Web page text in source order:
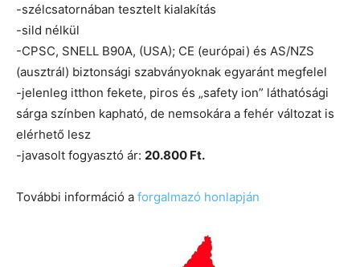
-szélcsatornában tesztelt kialakítás
-sild nélkül
-CPSC, SNELL B90A, (USA); CE (európai) és AS/NZS
(ausztrál) biztonsági szabványoknak egyaránt megfelel
-jelenleg itthon fekete, piros és „safety ion” láthatósági
sárga színben kapható, de nemsokára a fehér változat is
elérhető lesz
-javasolt fogyasztó ár: 20.800 Ft.
További információ a forgalmazó honlapján